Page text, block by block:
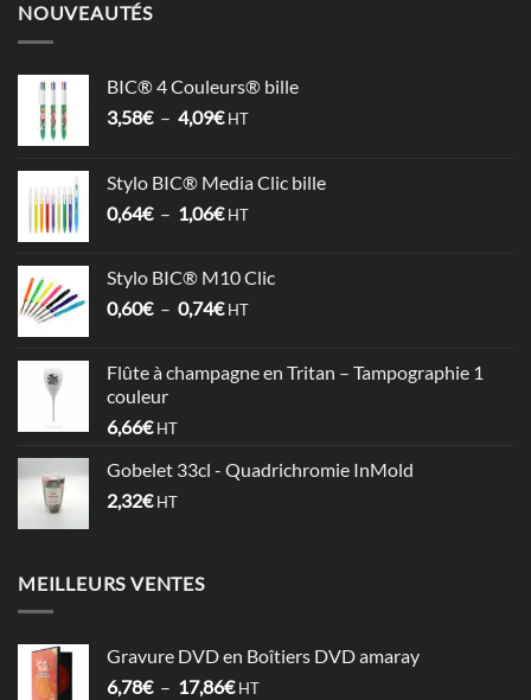
NOUVEAUTÉS
BIC® 4 Couleurs® bille
3,58€ – 4,09€Plage
3,58€
à
HT
Stylo BIC® Media Clic bille
0,64€ – 1,06€Plage
0,64€
à
HT
Stylo BIC® M10 Clic
0,60€ – 0,74€Plage
0,60€
HT
Flûte à champagne en Tritan – Tampographie 1
couleur
6,66€ HT
Gobelet 33cl - Quadrichromie InMold
2,32€ HT
MEILLEURS VENTES
Gravure DVD en Boîtiers DVD amaray
6,78€ – 17,86€Plage
HT